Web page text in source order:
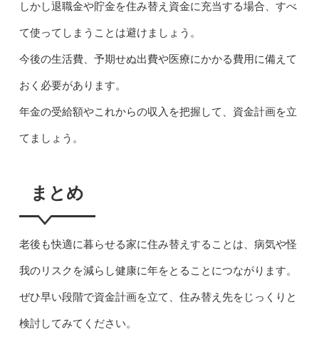
しかし退職金や貯金を住み替え資金に充当する場合、すべ
て使ってしまうことは避けましょう。
今後の生活費、予期せぬ出費や医療にかかる費用に備えて
おく必要があります。
年金の受給額やこれからの収入を把握して、資金計画を立
てましょう。
まとめ
老後も快適に暮らせる家に住み替えすることは、病気や怪
我のリスクを減らし健康に年をとることにつながります。
ぜひ早い段階で資金計画を立て、住み替え先をじっくりと
検討してみてください。